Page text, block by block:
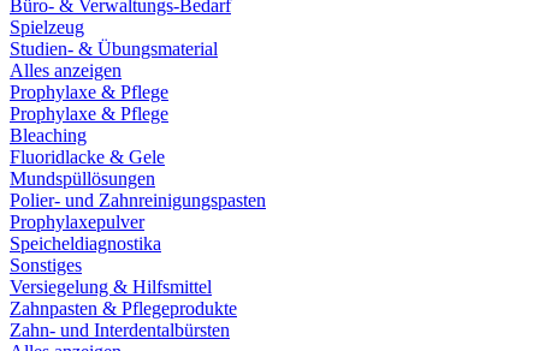
Büro- & Verwaltungs-Bedarf
Spielzeug
Studien- & Übungsmaterial
Alles anzeigen
Prophylaxe & Pflege
Prophylaxe & Pflege
Bleaching
Fluoridlacke & Gele
Mundspüllösungen
Polier- und Zahnreinigungspasten
Prophylaxepulver
Speicheldiagnostika
Sonstiges
Versiegelung & Hilfsmittel
Zahnpasten & Pflegeprodukte
Zahn- und Interdentalbürsten